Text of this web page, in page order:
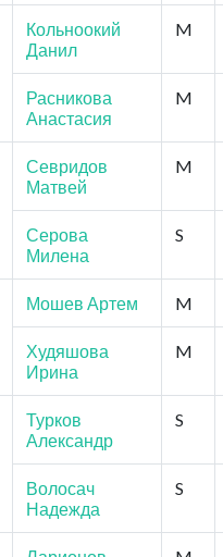
Кольноокий
Данил
M
Расникова
Анастасия
M
Севридов
Матвей
M
Серова
Милена
S
Мошев Артем M
Худяшова
Ирина
M
Турков
Александр
S
Волосач
Надежда
S